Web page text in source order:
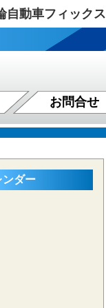
自動車フィックス
お問合せ
ンダー